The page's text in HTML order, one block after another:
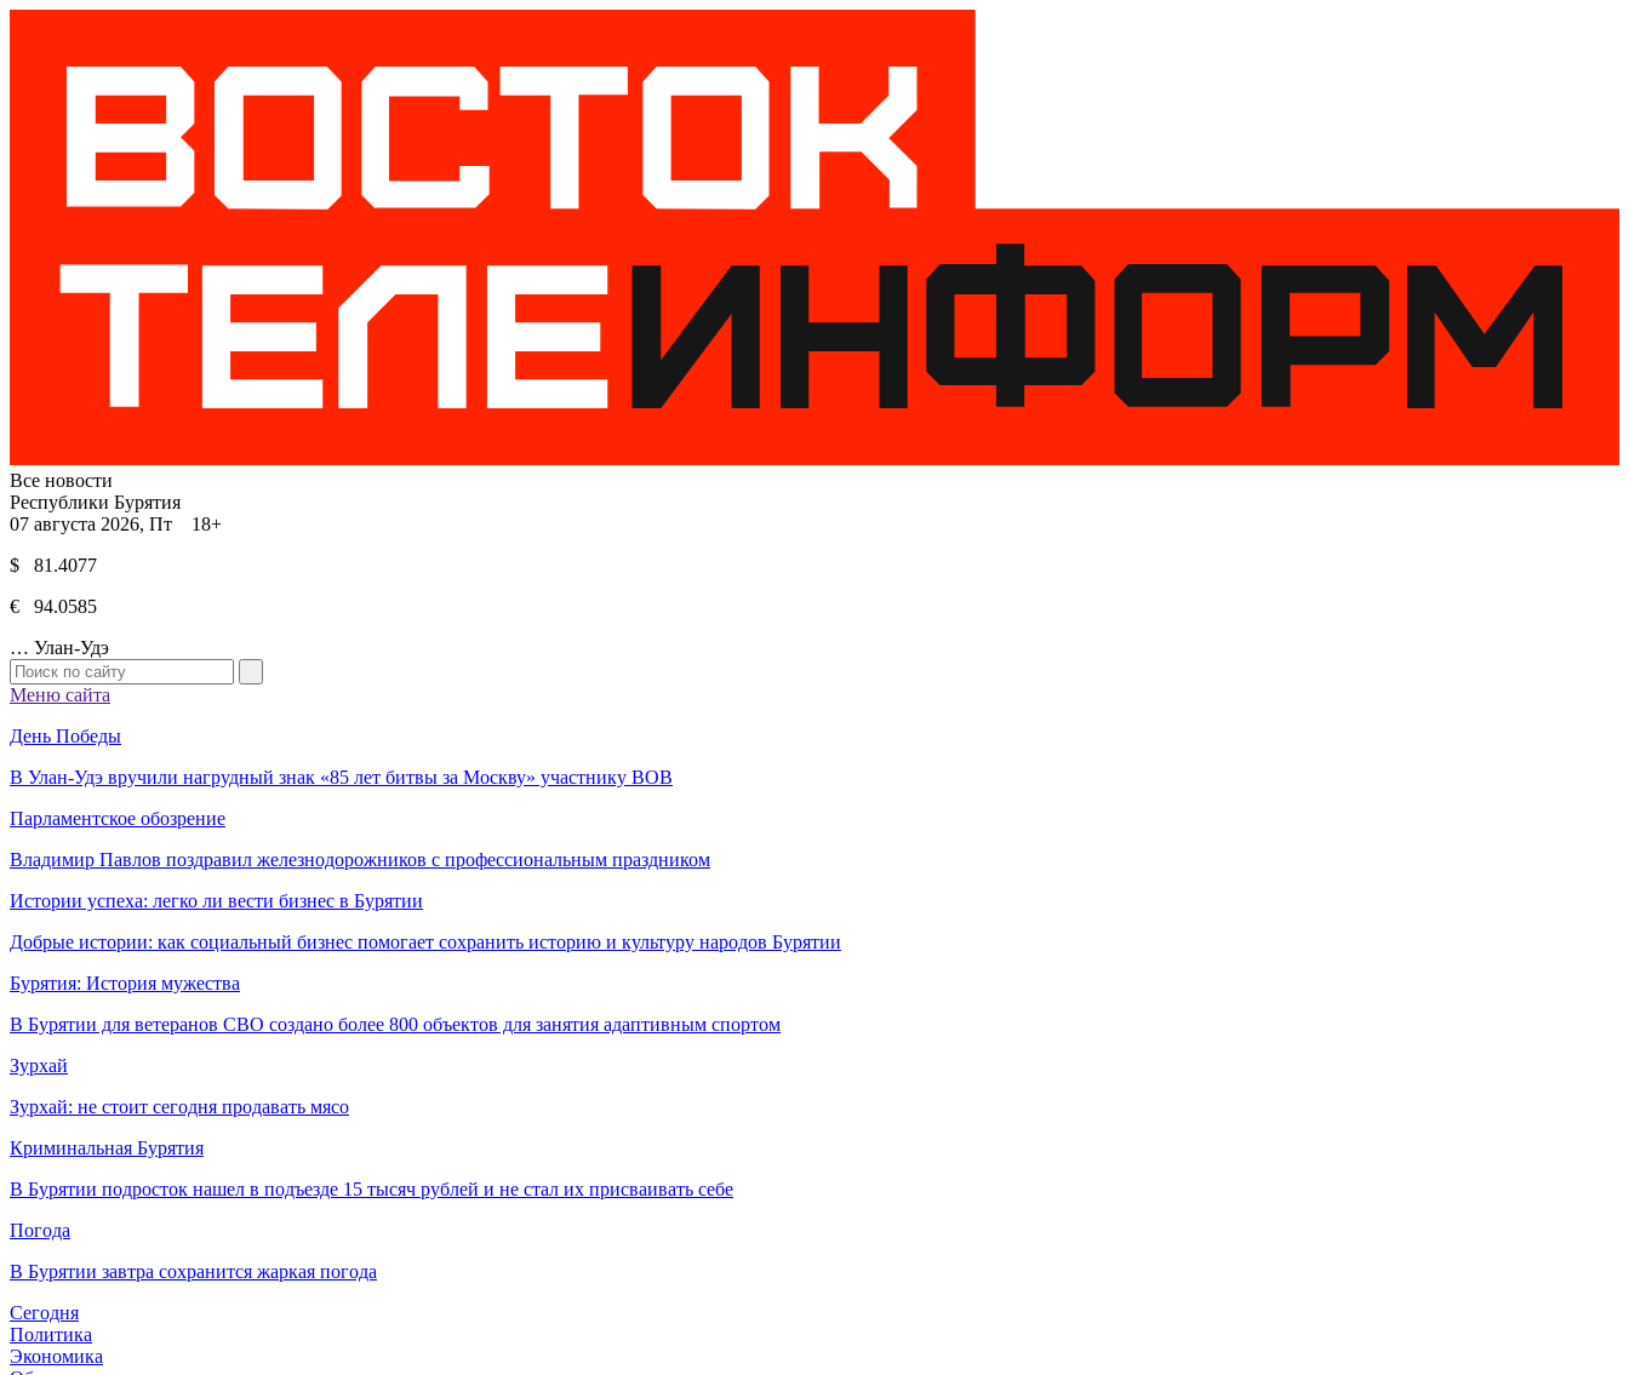
Все новости
Республики Бурятия
07 августа 2026, Пт 18+
$ 81.4077
€ 94.0585
… Улан-Удэ
Меню сайта
День Победы
В Улан-Удэ вручили нагрудный знак «85 лет битвы за Москву» участнику ВОВ
Парламентское обозрение
Владимир Павлов поздравил железнодорожников с профессиональным праздником
Истории успеха: легко ли вести бизнес в Бурятии
Добрые истории: как социальный бизнес помогает сохранить историю и культуру народов Бурятии
Бурятия: История мужества
В Бурятии для ветеранов СВО создано более 800 объектов для занятия адаптивным спортом
Зурхай
Зурхай: не стоит сегодня продавать мясо
Криминальная Бурятия
В Бурятии подросток нашел в подъезде 15 тысяч рублей и не стал их присваивать себе
Погода
В Бурятии завтра сохранится жаркая погода
Сегодня
Политика
Экономика